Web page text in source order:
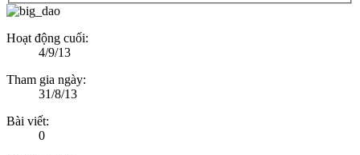
Hoạt động cuối:
4/9/13
Tham gia ngày:
31/8/13
Bài viết:
0